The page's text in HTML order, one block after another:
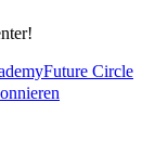
Future Circle